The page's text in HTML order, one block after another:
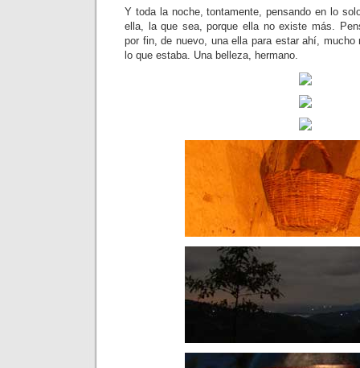
Y toda la noche, tontamente, pensando en lo
ella, la que sea, porque ella no existe más.
por fin, de nuevo, una ella para estar ahí,
lo que estaba. Una belleza, hermano.